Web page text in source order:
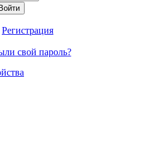
Регистрация
свой пароль?